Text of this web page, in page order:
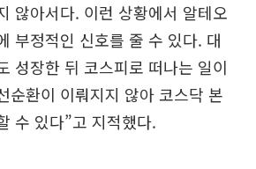
않아서다. 이런 상황에서 알테오
부정적인 신호를 줄 수 있다. 대
성장한 뒤 코스피로 떠나는 일이
순환이 이뤄지지 않아 코스닥 본
수 있다”고 지적했다.